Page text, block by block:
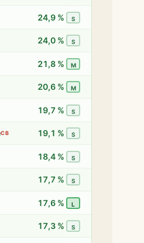
24,9 % S
24,0 % S
21,8 % M
20,6 % M
19,7 % S
CB 19,1 % S
18,4 % S
17,7 % S
17,6 % L
17,3 % S